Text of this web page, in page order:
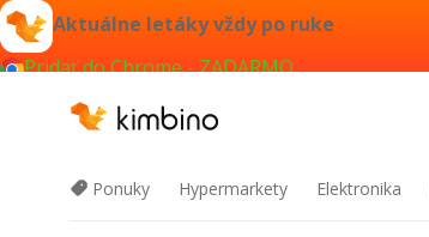
Aktuálne letáky vždy po ruke
Pridať do Chrome - ZADARMO
Ponuky Hypermarkety Elektronika